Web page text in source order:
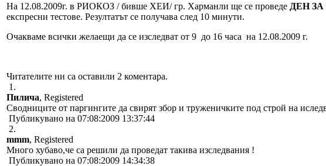
На 12.08.2009г. в РИОКОЗ / бивше ХЕИ/ гр. Харманли ще се проведе ДЕН
експресни тестове. Резултатът се получава след 10 минути.
Очакваме всички желаещи да се изследват от 9 до 16 часа на 12.08.2009 г.
Читателите ни са оставили 2 коментара.
1.
Пилича, Registered
Сводниците от паргингите да свирят збор и труженичките под строй на
Публикувано на 07:08:2009 13:37:44
2.
mmm, Registered
Много хубаво,че са решили да проведат такива изследвания !
Публикувано на 07:08:2009 14:34:38